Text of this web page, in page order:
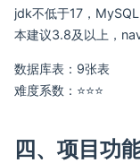
jdk不低于17，
本建议3.8及以上，
数据库表：9张表
难度系数：⭐⭐⭐
四、项目功